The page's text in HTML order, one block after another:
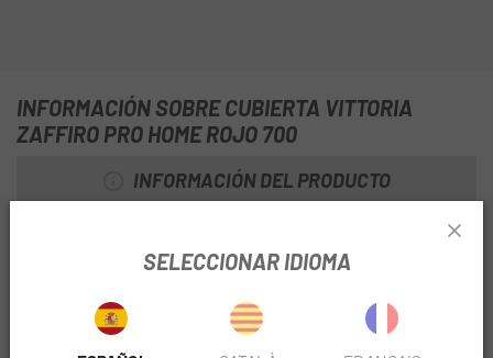
INFORMACIÓN SOBRE CUBIERTA VITTORIA
ZAFFIRO PRO HOME ROJO 700
INFORMACIÓN DEL PRODUCTO
combinado con la carcasa más resistente de la gama
reduce el ruido durante el entrenamiento en casa. Así que
puedes preservar el uso de sus mejores cubiertas de
SELECCIONAR IDIOMA